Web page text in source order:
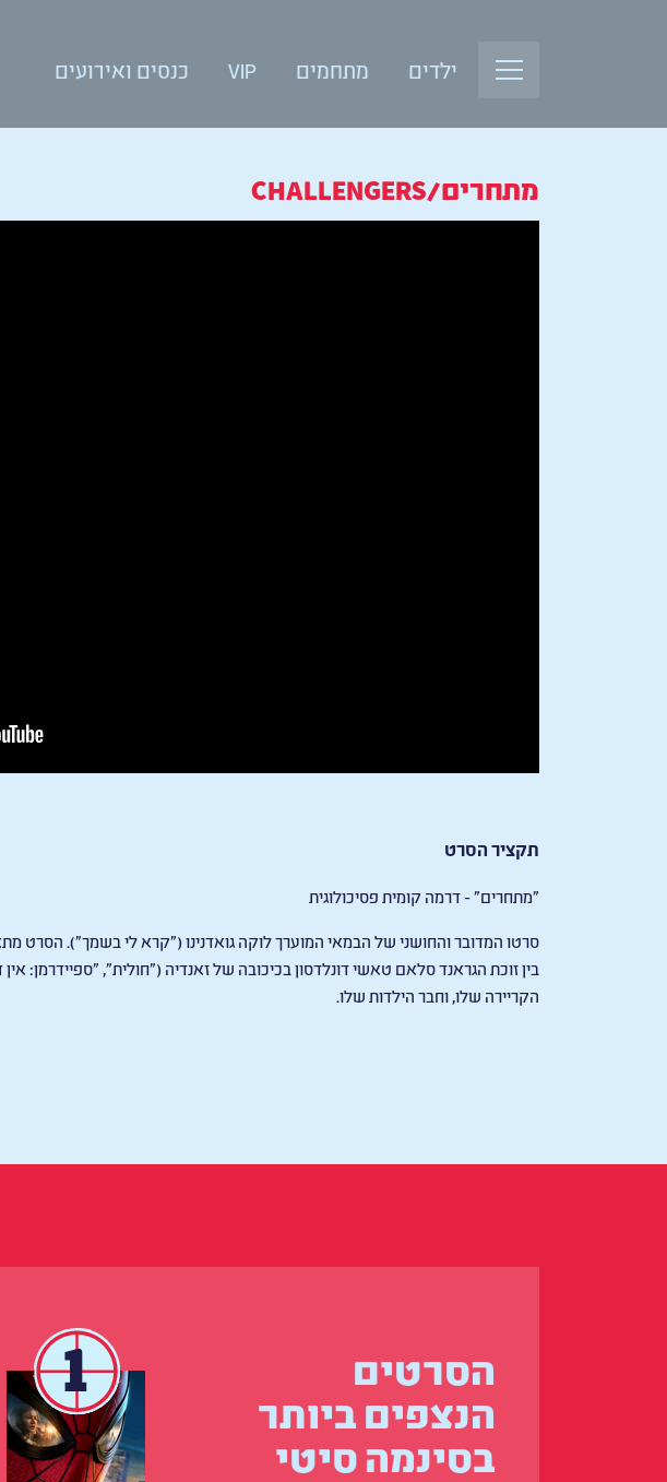
ילדים מתחמים VIP כנסים ואירועים
מתחרים/CHALLENGERS
תקציר הסרט
"מתחרים" - דרמה קומית פסיכולוגית
סרטו המדובר והחושני של הבמאי המוערך לוקה גואדנינו ("קרא לי בשמך"). הסרט
בין זוכת הגראנד סלאם טאשי דונלדסון בכיכובה של זאנדיה ("חולית", "ספיידרמן:
הקריירה שלו, וחבר הילדות שלו.
הסרטים
הנצפים ביותר
בסינמה סיטי
1